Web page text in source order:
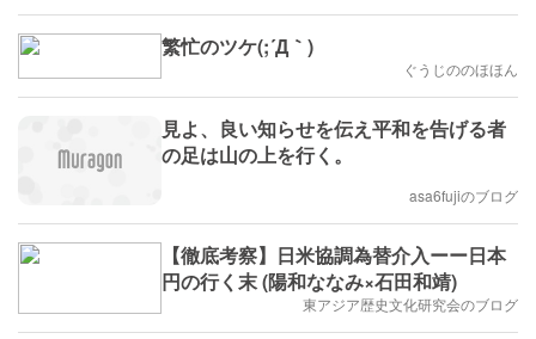
繁忙のツケ(;´Д｀)
ぐうじののほほん
見よ、良い知らせを伝え平和を告げる者
の足は山の上を行く。
asa6fujiのブログ
【徹底考察】日米協調為替介入ーー日本
円の行く末 (陽和ななみ×石田和靖)
東アジア歴史文化研究会のブログ